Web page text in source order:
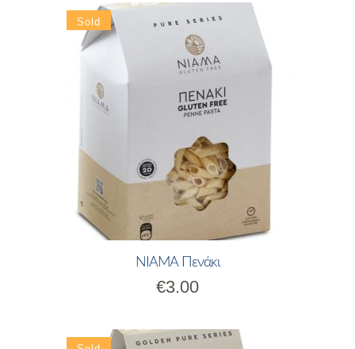
ΝΙΑΜΑ Πενάκι
€3.00